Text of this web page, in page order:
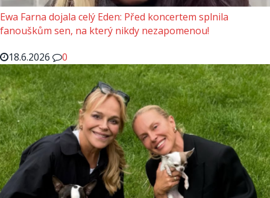
Ewa Farna dojala celý Eden: Před koncertem splnila
fanouškům sen, na který nikdy nezapomenou!
18.6.2026
0